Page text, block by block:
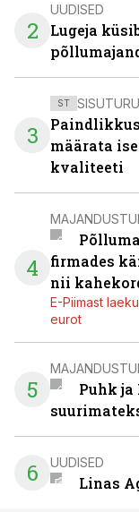
2
UUDISED
Lugeja
3
ST
määrata
kvaliteeti
4
firmades
nii
E-Piimast
eurot
5
Puhk
6 UUDISED
Linas